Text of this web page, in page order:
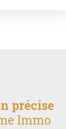
précise
Immo